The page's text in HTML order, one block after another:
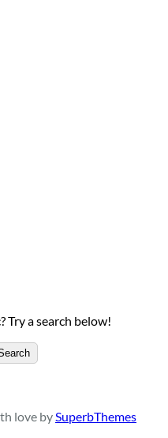
Try a search below!
love by SuperbThemes